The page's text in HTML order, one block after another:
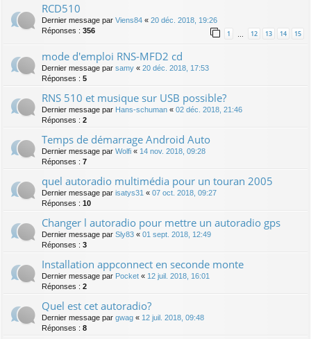
RCD510
Dernier message par Viens84 « 20 déc. 2018, 19:26
Réponses : 356 1 12 13 14 15
mode d'emploi RNS-MFD2 cd
Dernier message par samy « 20 déc. 2018, 17:53
Réponses : 5
RNS 510 et musique sur USB possible?
Dernier message par Hans-schuman « 02 déc. 2018, 21:46
Réponses : 2
Temps de démarrage Android Auto
Dernier message par Wolfi « 14 nov. 2018, 09:28
Réponses : 7
quel autoradio multimédia pour un touran 2005
Dernier message par isatys31 « 07 oct. 2018, 09:27
Réponses : 10
Changer l autoradio pour mettre un autoradio gps
Dernier message par Sly83 « 01 sept. 2018, 12:49
Réponses : 3
Installation appconnect en seconde monte
Dernier message par Pocket « 12 juil. 2018, 16:01
Réponses : 2
Quel est cet autoradio?
Dernier message par gwag « 12 juil. 2018, 09:48
Réponses : 8